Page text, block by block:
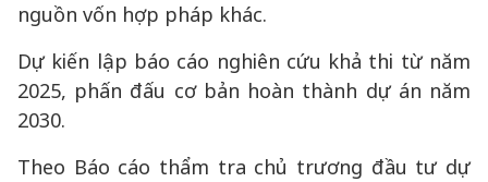
nguồn vốn hợp pháp khác.
Dự kiến lập báo cáo nghiên cứu khả thi từ năm
2025, phấn đấu cơ bản hoàn thành dự án năm
2030.
Theo Báo cáo thẩm tra chủ trương đầu tư dự